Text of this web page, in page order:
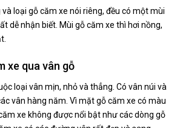
loại gỗ căm xe nói riêng, đều có một mùi
dễ nhận biết. Mùi gỗ căm xe thì hơi nồng,
xe qua vân gỗ
loại vân mịn, nhỏ và thẳng. Có vân núi và
vân hàng năm. Vì mặt gỗ căm xe có màu
xe không được nổi bật như các dòng gỗ